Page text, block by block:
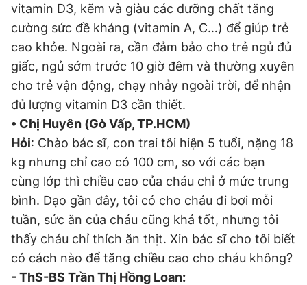
vitamin D3, kẽm và giàu các dưỡng chất tăng
cường sức đề kháng (vitamin A, C…) để giúp trẻ
cao khỏe. Ngoài ra, cần đảm bảo cho trẻ ngủ đủ
giấc, ngủ sớm trước 10 giờ đêm và thường xuyên
cho trẻ vận động, chạy nhảy ngoài trời, để nhận
đủ lượng vitamin D3 cần thiết.
• Chị Huyên (Gò Vấp, TP.HCM)
Hỏi: Chào bác sĩ, con trai tôi hiện 5 tuổi, nặng 18
kg nhưng chỉ cao có 100 cm, so với các bạn
cùng lớp thì chiều cao của cháu chỉ ở mức trung
bình. Dạo gần đây, tôi có cho cháu đi bơi mỗi
tuần, sức ăn của cháu cũng khá tốt, nhưng tôi
thấy cháu chỉ thích ăn thịt. Xin bác sĩ cho tôi biết
có cách nào để tăng chiều cao cho cháu không?
- ThS-BS Trần Thị Hồng Loan: